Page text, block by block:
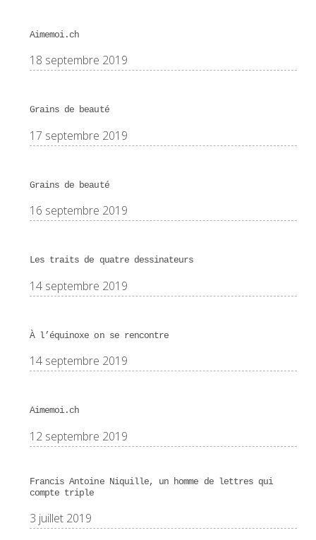
Aimemoi.ch
18 septembre 2019
Grains de beauté
17 septembre 2019
Grains de beauté
16 septembre 2019
Les traits de quatre dessinateurs
14 septembre 2019
À l’équinoxe on se rencontre
14 septembre 2019
Aimemoi.ch
12 septembre 2019
Francis Antoine Niquille, un homme de lettres qui
compte triple
3 juillet 2019